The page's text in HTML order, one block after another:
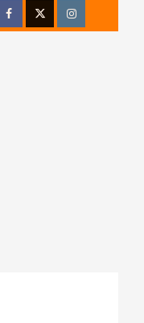
FacebookTwitterInstagram